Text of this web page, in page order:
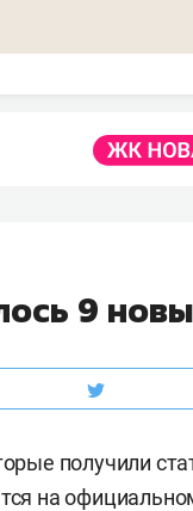
9
получили
на